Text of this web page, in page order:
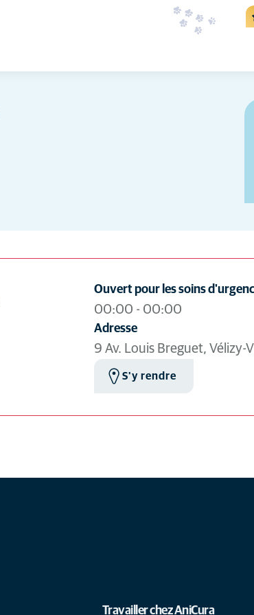
Ouvert pour les soins
00:00 - 00:00
Adresse
9 Av. Louis Breguet, Vélizy-
S'y rendre
Travailler chez AniCura